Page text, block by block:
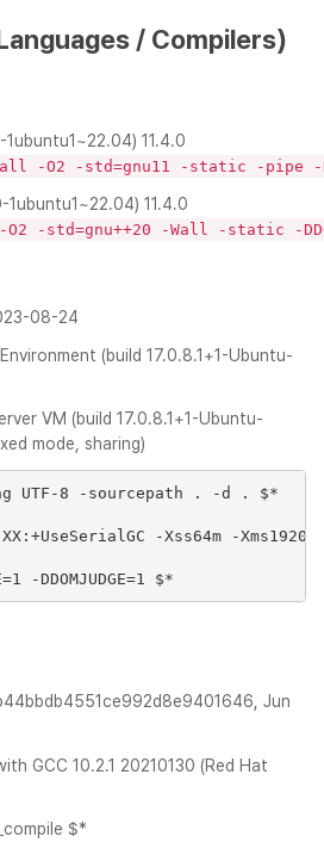
/ Compilers)
11.4.0
-O2 -std=gnu11 -static -pipe -
1ubuntu1~22.04) 11.4.0
-std=gnu++20 -Wall -static -
08-24
(build 17.0.8.1+1-Ubuntu-
VM (build 17.0.8.1+1-Ubuntu-
mode, sharing)
UTF-8 -sourcepath . -d . $*
-Xss64m -
-DDOMJUDGE=1 $*
Jun
GCC 10.2.1 20210130 (Red Hat
$*